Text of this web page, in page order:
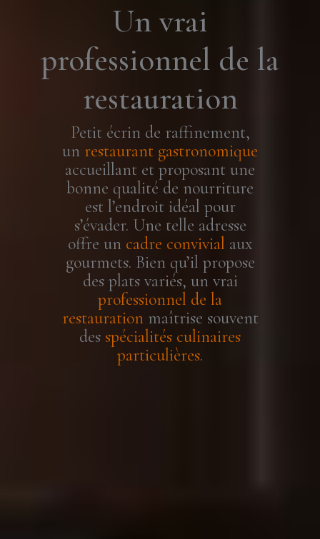
Un vrai
professionnel de la
restauration
Petit écrin de raffinement,
un restaurant gastronomique
accueillant et proposant une
bonne qualité de nourriture
est l’endroit idéal pour
s’évader. Une telle adresse
offre un cadre convivial aux
gourmets. Bien qu’il propose
des plats variés, un vrai
professionnel de la
restaurationmaîtrise souvent
des spécialités culinaires
particulières.